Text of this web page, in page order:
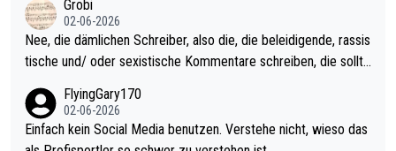
ohl wenig WDF Turniere spielen. Dies war bei Archie Self letzt
es Jahr der Fall. Er musste als amtierender Weltmeister durch
den Qualifier und ich glaube kaum, dass Mitchel sich das (in Ve
gas) antun würde, wenn er doch eigentlich die PDC-WM als Zi
el hat.
Grobi
02-06-2026
Nee, die dämlichen Schreiber, also die, die beleidigende, rassis
tische und/ oder sexistische Kommentare schreiben, die sollte
s Leben in den Griff kriegen. Nur eins wundert mich: Luke Little
r war doch neulich erst derjenige, der über Social Media GvV p
rovoziert hat. Und Littlers Mutter schießt öfters mal gegen Ric
FlyingGary170
02-06-2026
Einfach kein Social Media benutzen. Verstehe nicht, wieso das